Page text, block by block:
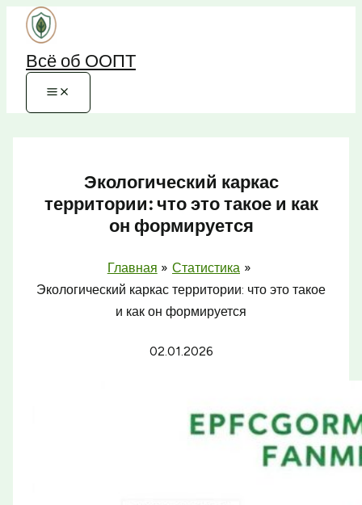
Перейти
содержимому
Всё об ООПТ
Экологический каркас
территории: что это такое и как
он формируется
Главная
Статистика
Экологический каркас территории: что это такое
и как он формируется
02.01.2026